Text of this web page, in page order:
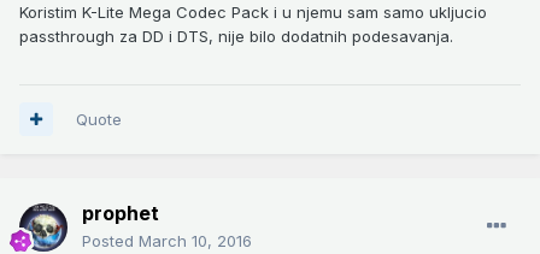
Koristim K-Lite Mega Codec Pack i u njemu sam samo ukljucio
passthrough za DD i DTS, nije bilo dodatnih podesavanja.
Quote
prophet
Posted March 10, 2016